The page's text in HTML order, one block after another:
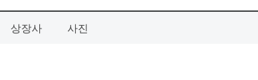
상장사 사진